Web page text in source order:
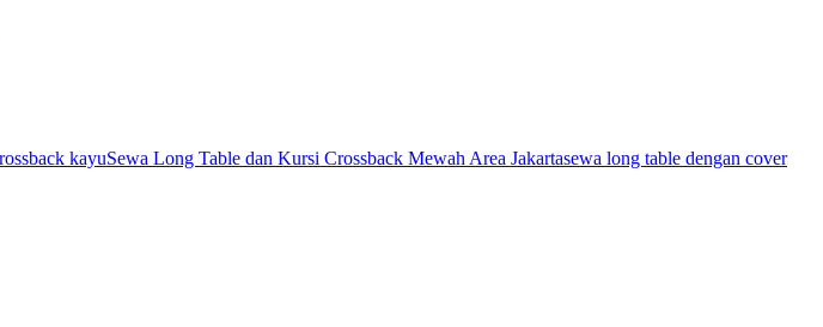
kayuSewa Long Table dan Kursi Crossback Mewah Area Jakartasewa long table dengan cover